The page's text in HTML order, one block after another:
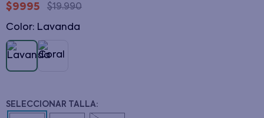
$9995 $19.990
Color: lavanda